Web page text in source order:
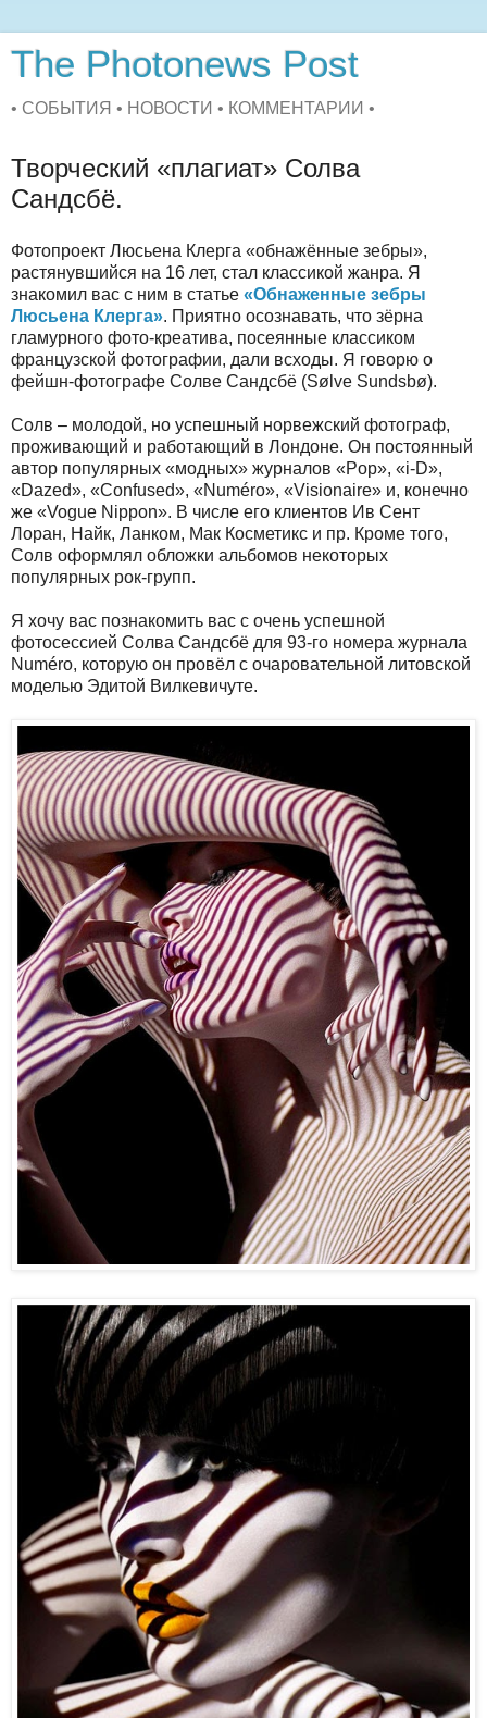
The Photonews Post
• СОБЫТИЯ • НОВОСТИ • КОММЕНТАРИИ •
Творческий «плагиат» Солва
Сандсбё.
Фотопроект Люсьена Клерга «обнажённые зебры»,
растянувшийся на 16 лет, стал классикой жанра. Я
знакомил вас с ним в статье «Обнаженные зебры
Люсьена Клерга». Приятно осознавать, что зёрна
гламурного фото-креатива, посеянные классиком
французской фотографии, дали всходы. Я говорю о
фейшн-фотографе Солве Сандсбё (Sølve Sundsbø).
Солв – молодой, но успешный норвежский фотограф,
проживающий и работающий в Лондоне. Он постоянный
автор популярных «модных» журналов «Pop», «i-D»,
«Dazed», «Confused», «Numéro», «Visionaire» и, конечно
же «Vogue Nippon». В числе его клиентов Ив Сент
Лоран, Найк, Ланком, Мак Косметикс и пр. Кроме того,
Солв оформлял обложки альбомов некоторых
популярных рок-групп.
Я хочу вас познакомить вас с очень успешной
фотосессией Солва Сандсбё для 93-го номера журнала
Numéro, которую он провёл с очаровательной литовской
моделью Эдитой Вилкевичуте.